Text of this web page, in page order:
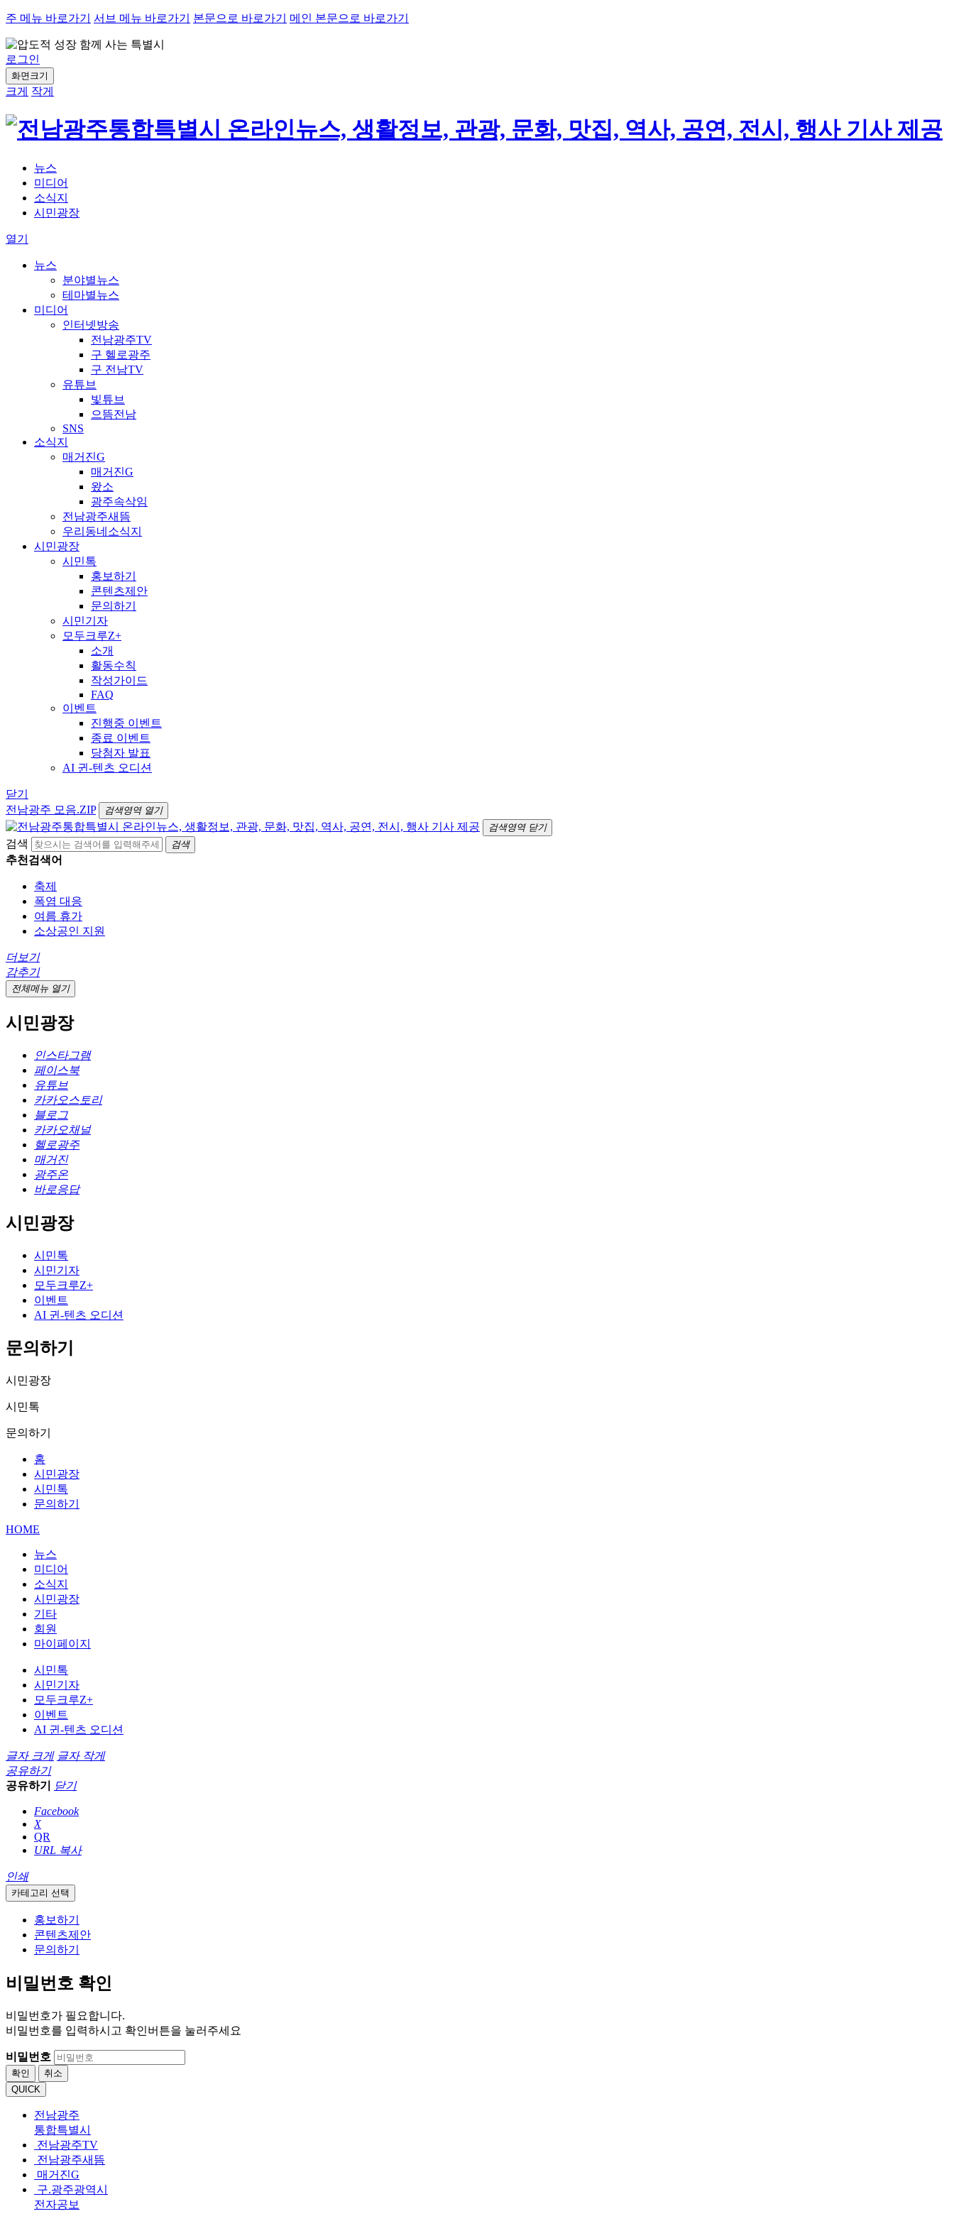
주 메뉴 바로가기 서브 메뉴 바로가기 본문으로 바로가기 메인 본문으로 바로가기
로그인
화면크기
크게 작게
뉴스
미디어
소식지
시민광장
열기
뉴스
분야별뉴스
테마별뉴스
미디어
인터넷방송
전남광주TV
구 헬로광주
구 전남TV
유튜브
빛튜브
으뜸전남
SNS
소식지
매거진G
매거진G
왔소
광주속삭임
전남광주새뜸
우리동네소식지
시민광장
시민톡
홍보하기
콘텐츠제안
문의하기
시민기자
모두크루Z+
소개
활동수칙
작성가이드
FAQ
이벤트
진행중 이벤트
종료 이벤트
당첨자 발표
AI 귄-텐츠 오디션
닫기
전남광주 모음.ZIP
검색영역 열기
검색영역 닫기
검색 검색
추천검색어
축제
폭염 대응
여름 휴가
소상공인 지원
더보기
감추기
전체메뉴 열기
시민광장
인스타그램
페이스북
유튜브
카카오스토리
블로그
카카오채널
헬로광주
매거진
광주온
바로응답
시민광장
시민톡
시민기자
모두크루Z+
이벤트
AI 귄-텐츠 오디션
문의하기
시민광장
시민톡
문의하기
홈
시민광장
시민톡
문의하기
HOME
뉴스
미디어
소식지
시민광장
기타
회원
마이페이지
시민톡
시민기자
모두크루Z+
이벤트
AI 귄-텐츠 오디션
글자 크게 글자 작게
공유하기
공유하기
닫기
Facebook
X
QR
URL 복사
인쇄
카테고리 선택
홍보하기
콘텐츠제안
문의하기
비밀번호 확인
비밀번호가 필요합니다.
비밀번호를 입력하시고 확인버튼을 눌러주세요
비밀번호
확인
취소
QUICK
전남광주
통합특별시
전남광주TV
전남광주새뜸
매거진G
구.광주광역시
전자공보